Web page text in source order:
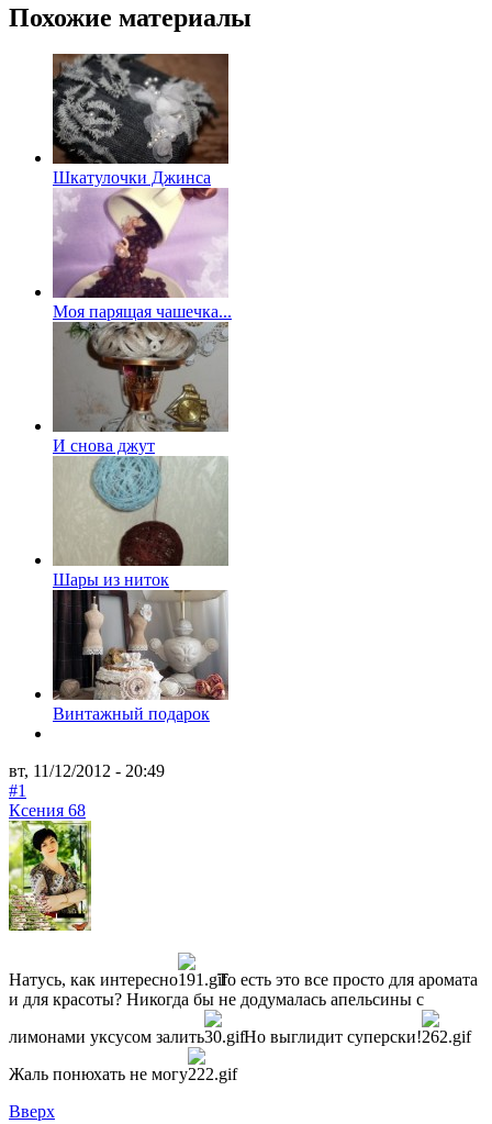
Похожие материалы
Шкатулочки Джинса
Моя парящая чашечка...
И снова джут
Шары из ниток
Винтажный подарок
вт, 11/12/2012 - 20:49
#1
Ксения 68
Натусь, как интересно
То есть это все просто для аромата
и для красоты? Никогда бы не додумалась апельсины с
лимонами уксусом залить
Но выглидит суперски!
Жаль понюхать не могу
Вверх